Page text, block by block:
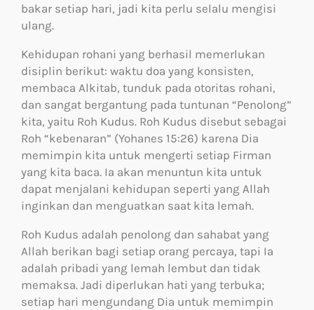
bakar setiap hari, jadi kita perlu selalu mengisi
ulang.
Kehidupan rohani yang berhasil memerlukan
disiplin berikut: waktu doa yang konsisten,
membaca Alkitab, tunduk pada otoritas rohani,
dan sangat bergantung pada tuntunan “Penolong”
kita, yaitu Roh Kudus. Roh Kudus disebut sebagai
Roh “kebenaran” (Yohanes 15:26) karena Dia
memimpin kita untuk mengerti setiap Firman
yang kita baca. Ia akan menuntun kita untuk
dapat menjalani kehidupan seperti yang Allah
inginkan dan menguatkan saat kita lemah.
Roh Kudus adalah penolong dan sahabat yang
Allah berikan bagi setiap orang percaya, tapi Ia
adalah pribadi yang lemah lembut dan tidak
memaksa. Jadi diperlukan hati yang terbuka;
setiap hari mengundang Dia untuk memimpin